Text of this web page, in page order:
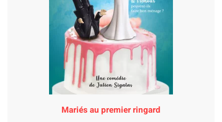
Mariés au premier ringard